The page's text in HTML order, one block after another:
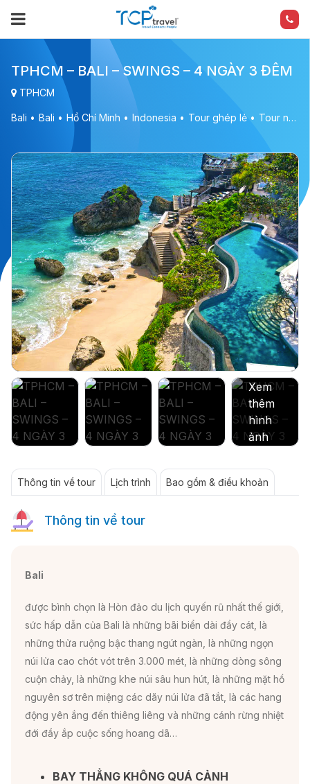
TPHCM – BALI – SWINGS – 4 NGÀY 3 ĐÊM
TPHCM
Bali Bali Hồ Chí Minh Indonesia Tour ghép lẻ Tour nước ngoài
Thông tin về tour Lịch trình Bao gồm & điều khoản
Thông tin về tour
Bali
được bình chọn là Hòn đảo du lịch quyến rũ nhất thế giới,
sức hấp dẫn của Bali là những bãi biển dài đầy cát, là
những thửa ruộng bậc thang ngút ngàn, là những ngọn
núi lửa cao chót vót trên 3.000 mét, là những dòng sông
cuộn chảy, là những khe núi sâu hun hút, là những mặt hồ
nguyên sơ trên miệng các dãy núi lửa đã tắt, là các hang
động yên ắng đến thiêng liêng và những cánh rừng nhiệt
đới đầy ắp cuộc sống hoang dã…
BAY THẲNG KHÔNG QUÁ CẢNH